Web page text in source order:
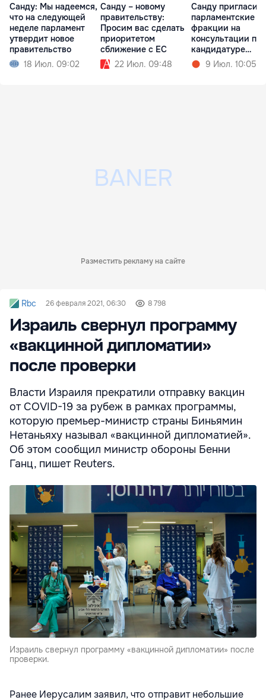
Санду: Мы надеемся,
что на следующей
неделе парламент
утвердит новое
правительство
18 Июл. 09:02
Санду – новому
правительству:
Просим вас сделать
приоритетом
сближение с ЕС
22 Июл. 09:48
Санду
парламентские
фракции на
консультации по
кандидатуре
премьера
9 Июл. 10:05
Разместить рекламу на сайте
Rbc 26 февраля 2021, 06:30 8 798
Израиль свернул программу
«вакцинной дипломатии»
после проверки
Власти Израиля прекратили отправку вакцин
от COVID-19 за рубеж в рамках программы,
которую премьер-министр страны Биньямин
Нетаньяху называл «вакцинной дипломатией».
Об этом сообщил министр обороны Бенни
Ганц, пишет Reuters.
Израиль свернул программу «вакцинной дипломатии» после
проверки.
Ранее Иерусалим заявил, что отправит небольшие